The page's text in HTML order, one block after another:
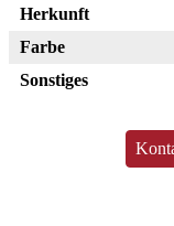
Herkunft
Farbe
Sonstiges